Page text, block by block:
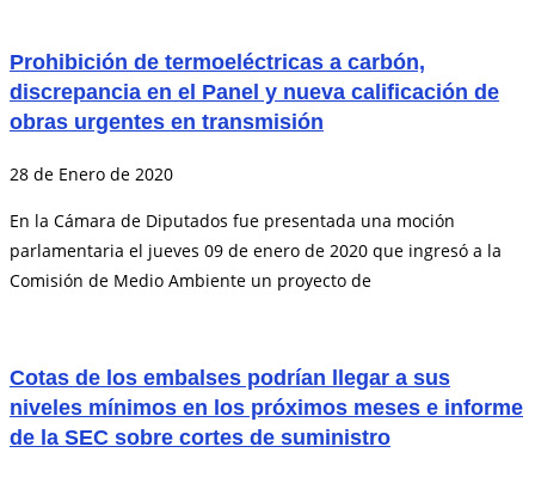
Prohibición de termoeléctricas a carbón,
discrepancia en el Panel y nueva calificación de
obras urgentes en transmisión
28 de Enero de 2020
En la Cámara de Diputados fue presentada una moción
parlamentaria el jueves 09 de enero de 2020 que ingresó a la
Comisión de Medio Ambiente un proyecto de
Cotas de los embalses podrían llegar a sus
niveles mínimos en los próximos meses e informe
de la SEC sobre cortes de suministro